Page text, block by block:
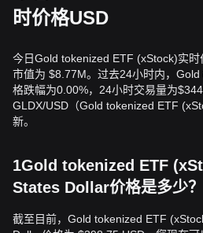
时价格USD
今日Gold tokenized ETF (xStock)实
市值为 $8.77M。过去24小时内，
格跌幅为0.00%，24小时交易量为
GLDX/USD（Gold tokenized ETF
新。
1Gold tokenized ETF
States Dollar价格是多少？
截至目前，Gold tokenized ETF